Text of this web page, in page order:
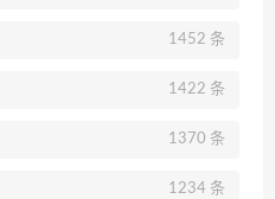
1452 条
1422 条
1370 条
1234 条